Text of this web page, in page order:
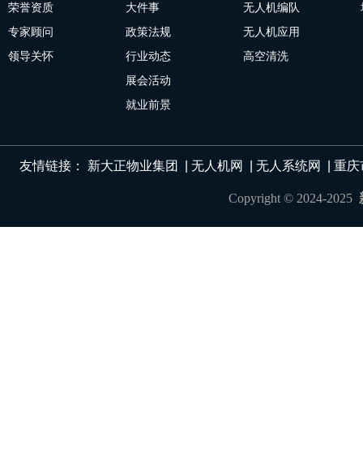
荣誉资质
专家顾问
领导关怀
大件事
政策法规
行业动态
展会活动
就业前景
无人机编队
无人机应用
高空清洗
友情链接： 新大正物业集团 无人机网 无人系统网 重庆
Copyright © 2024-2025